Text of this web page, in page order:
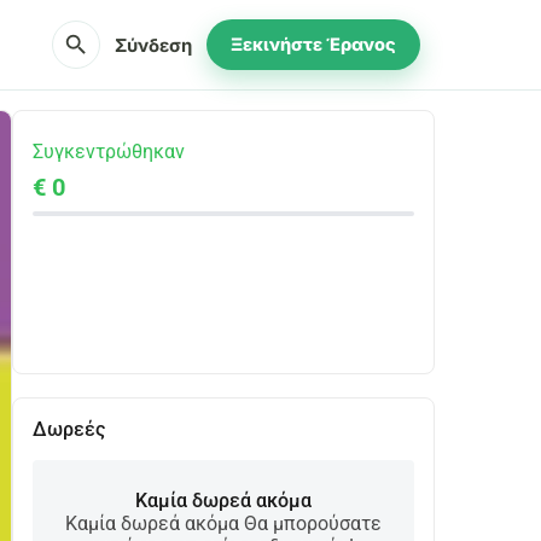
search Σύνδεση Ξεκινήστε Έρανος
Συγκεντρώθηκαν
€ 0
Δωρεές
Καμία δωρεά ακόμα
Καμία δωρεά ακόμα Θα μπορούσατε